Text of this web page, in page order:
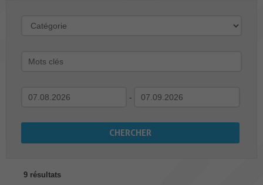
-
9 résultats